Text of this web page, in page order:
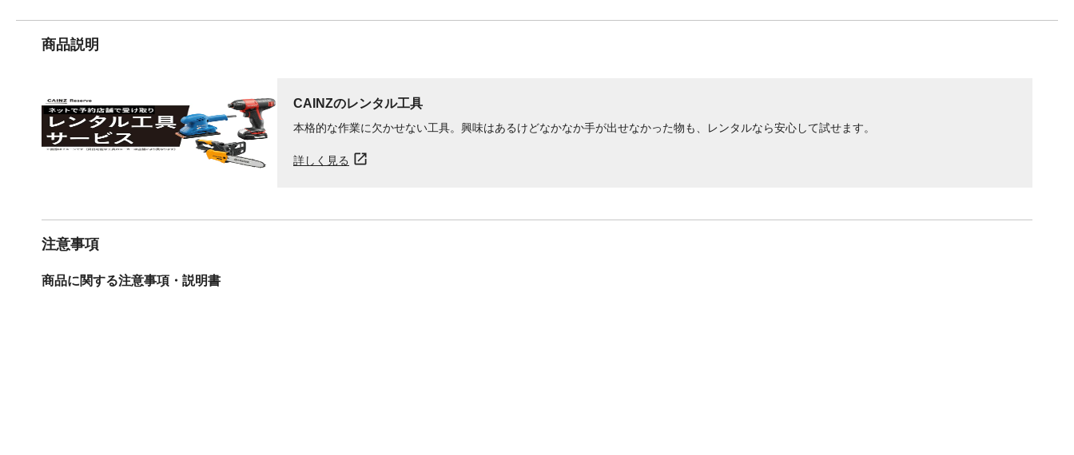
商品説明
CAINZのレンタル工具
本格的な作業に欠かせない工具。興味はあるけどなかなか手が出せなかった物も、レンタルなら安心して試せます。
詳しく見る
注意事項
商品に関する注意事項・説明書